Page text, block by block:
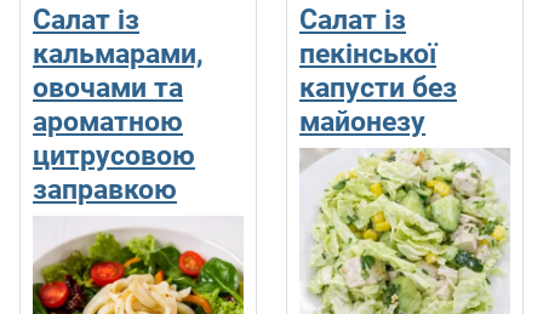
Салат із
кальмарами,
овочами та
ароматною
цитрусовою
заправкою
Салат із
пекінської
капусти без
майонезу